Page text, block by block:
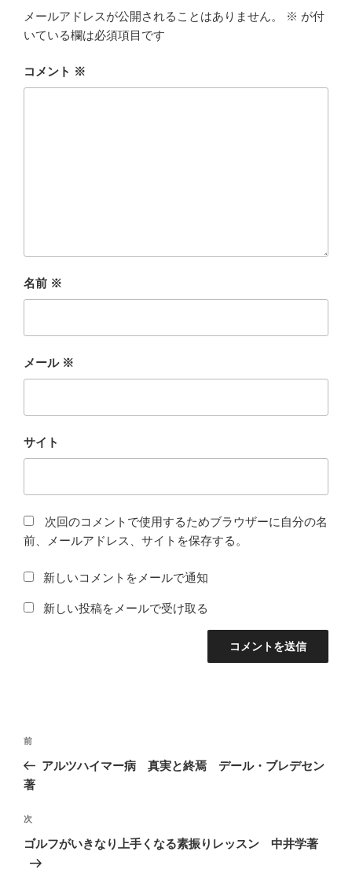
メールアドレスが公開されることはありません。 ※ が付
いている欄は必須項目です
コメント ※
名前 ※
メール ※
サイト
次回のコメントで使用するためブラウザーに自分の名
前、メールアドレス、サイトを保存する。
新しいコメントをメールで通知
新しい投稿をメールで受け取る
投
ナ
ゲ
ー
シ
前
の
投
前
アルツハイマー病 真実と終焉 デール・ブレデセン
著
次
の
次
ゴルフがいきなり上手くなる素振りレッスン 中井学著